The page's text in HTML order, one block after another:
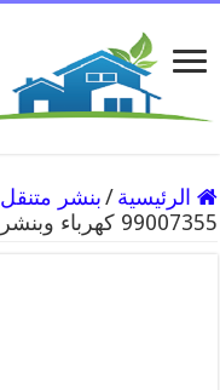
الرئيسية /بنشر متنقل
99007355 كهرباء وبنشر, بنجرجي, كهربائي تصليح سيارات